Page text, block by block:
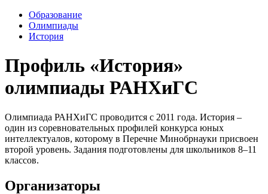
Образование
Олимпиады
История
Профиль «История»
олимпиады РАНХиГС
Олимпиада РАНХиГС проводится с 2011 года. История –
один из соревновательных профилей конкурса юных
интеллектуалов, которому в Перечне Минобрнауки присвоен
второй уровень. Задания подготовлены для школьников 8–11
классов.
Организаторы